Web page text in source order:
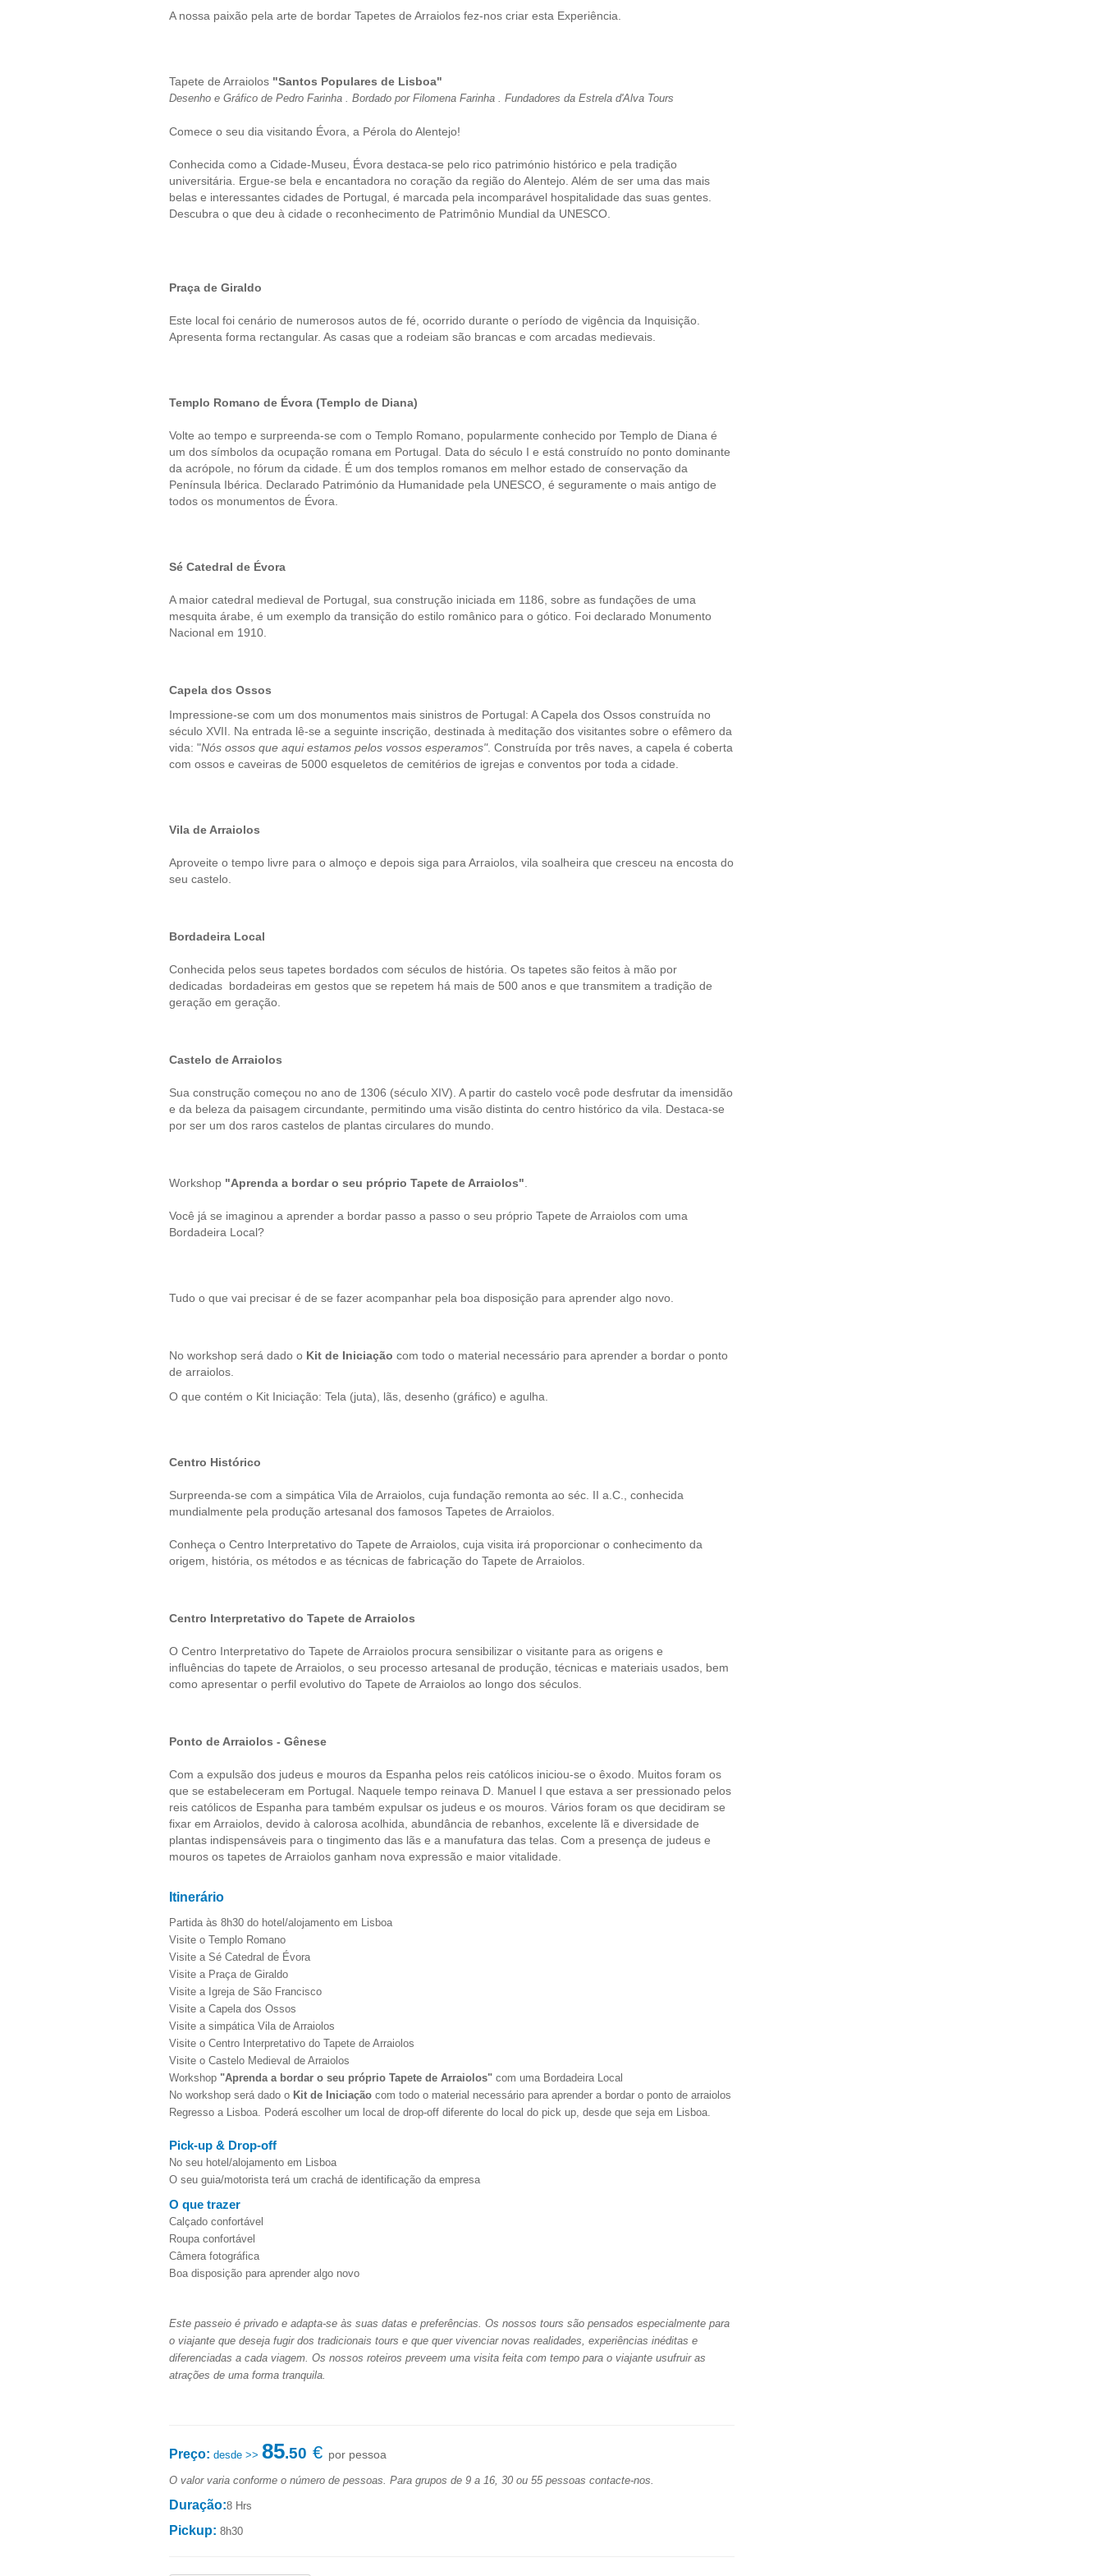
A nossa paixão pela arte de bordar Tapetes de Arraiolos fez-nos criar esta Experiência.
Tapete de Arraiolos "Santos Populares de Lisboa"
Desenho e Gráfico de Pedro Farinha . Bordado por Filomena Farinha . Fundadores da Estrela d'Alva Tours
Comece o seu dia visitando Évora, a Pérola do Alentejo!
Conhecida como a Cidade-Museu, Évora destaca-se pelo rico património histórico e pela tradição
universitária. Ergue-se bela e encantadora no coração da região do Alentejo. Além de ser uma das mais
belas e interessantes cidades de Portugal, é marcada pela incomparável hospitalidade das suas gentes.
Descubra o que deu à cidade o reconhecimento de Patrimônio Mundial da UNESCO.
Praça de Giraldo
Este local foi cenário de numerosos autos de fé, ocorrido durante o período de vigência da Inquisição.
Apresenta forma rectangular. As casas que a rodeiam são brancas e com arcadas medievais.
Templo Romano de Évora (Templo de Diana)
Volte ao tempo e surpreenda-se com o Templo Romano, popularmente conhecido por Templo de Diana é
um dos símbolos da ocupação romana em Portugal. Data do século I e está construído no ponto dominante
da acrópole, no fórum da cidade. É um dos templos romanos em melhor estado de conservação da
Península Ibérica. Declarado Património da Humanidade pela UNESCO, é seguramente o mais antigo de
todos os monumentos de Évora.
Sé Catedral de Évora
A maior catedral medieval de Portugal, sua construção iniciada em 1186, sobre as fundações de uma
mesquita árabe, é um exemplo da transição do estilo românico para o gótico. Foi declarado Monumento
Nacional em 1910.
Capela dos Ossos
Impressione-se com um dos monumentos mais sinistros de Portugal: A Capela dos Ossos construída no
século XVII. Na entrada lê-se a seguinte inscrição, destinada à meditação dos visitantes sobre o efêmero da
vida: "Nós ossos que aqui estamos pelos vossos esperamos". Construída por três naves, a capela é coberta
com ossos e caveiras de 5000 esqueletos de cemitérios de igrejas e conventos por toda a cidade.
Vila de Arraiolos
Aproveite o tempo livre para o almoço e depois siga para Arraiolos, vila soalheira que cresceu na encosta do
seu castelo.
Bordadeira Local
Conhecida pelos seus tapetes bordados com séculos de história. Os tapetes são feitos à mão por
dedicadas bordadeiras em gestos que se repetem há mais de 500 anos e que transmitem a tradição de
geração em geração.
Castelo de Arraiolos
Sua construção começou no ano de 1306 (século XIV). A partir do castelo você pode desfrutar da imensidão
e da beleza da paisagem circundante, permitindo uma visão distinta do centro histórico da vila. Destaca-se
por ser um dos raros castelos de plantas circulares do mundo.
Workshop "Aprenda a bordar o seu próprio Tapete de Arraiolos"
Você já se imaginou a aprender a bordar passo a passo o seu próprio Tapete de Arraiolos com uma
Bordadeira Local?
Tudo o que vai precisar é de se fazer acompanhar pela boa disposição para aprender algo novo.
No workshop será dado o Kit de Iniciação com todo o material necessário para aprender a bordar o ponto
de arraiolos.
O que contém o Kit Iniciação: Tela (juta), lãs, desenho (gráfico) e agulha.
Centro Histórico
Surpreenda-se com a simpática Vila de Arraiolos, cuja fundação remonta ao séc. II a.C., conhecida
mundialmente pela produção artesanal dos famosos Tapetes de Arraiolos.
Conheça o Centro Interpretativo do Tapete de Arraiolos, cuja visita irá proporcionar o conhecimento da
origem, história, os métodos e as técnicas de fabricação do Tapete de Arraiolos.
Centro Interpretativo do Tapete de Arraiolos
O Centro Interpretativo do Tapete de Arraiolos procura sensibilizar o visitante para as origens e
influências do tapete de Arraiolos, o seu processo artesanal de produção, técnicas e materiais usados, bem
como apresentar o perfil evolutivo do Tapete de Arraiolos ao longo dos séculos.
Ponto de Arraiolos - Gênese
Com a expulsão dos judeus e mouros da Espanha pelos reis católicos iniciou-se o êxodo. Muitos foram os
que se estabeleceram em Portugal. Naquele tempo reinava D. Manuel I que estava a ser pressionado pelos
reis católicos de Espanha para também expulsar os judeus e os mouros. Vários foram os que decidiram se
fixar em Arraiolos, devido à calorosa acolhida, abundância de rebanhos, excelente lã e diversidade de
plantas indispensáveis para o tingimento das lãs e a manufatura das telas. Com a presença de judeus e
mouros os tapetes de Arraiolos ganham nova expressão e maior vitalidade.
Itinerário
Partida às 8h30 do hotel/alojamento em Lisboa
Visite o Templo Romano
Visite a Sé Catedral de Évora
Visite a Praça de Giraldo
Visite a Igreja de São Francisco
Visite a Capela dos Ossos
Visite a simpática Vila de Arraiolos
Visite o Centro Interpretativo do Tapete de Arraiolos
Visite o Castelo Medieval de Arraiolos
Workshop "Aprenda a bordar o seu próprio Tapete de Arraiolos" com uma Bordadeira Local
No workshop será dado o Kit de Iniciação com todo o material necessário para aprender a bordar o ponto de arraiolos
Regresso a Lisboa. Poderá escolher um local de drop-off diferente do local do pick up, desde que seja em Lisboa.
Pick-up & Drop-off
No seu hotel/alojamento em Lisboa
O seu guia/motorista terá um crachá de identificação da empresa
O que trazer
Calçado confortável
Roupa confortável
Câmera fotográfica
Boa disposição para aprender algo novo
Este passeio é privado e adapta-se às suas datas e preferências. Os nossos tours são pensados especialmente para
o viajante que deseja fugir dos tradicionais tours e que quer vivenciar novas realidades, experiências inéditas e
diferenciadas a cada viagem. Os nossos roteiros preveem uma visita feita com tempo para o viajante usufruir as
atrações de uma forma tranquila.
Preço: desde >> 85.50 € por pessoa
O valor varia conforme o número de pessoas. Para grupos de 9 a 16, 30 ou 55 pessoas contacte-nos.
Duração:8 Hrs
Pickup: 8h30